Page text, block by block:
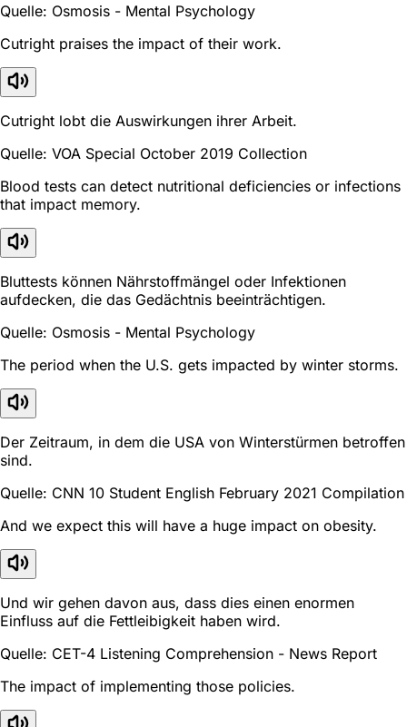
Quelle: Osmosis - Mental Psychology
Cutright praises the impact of their work.
Cutright lobt die Auswirkungen ihrer Arbeit.
Quelle: VOA Special October 2019 Collection
Blood tests can detect nutritional deficiencies or infections
that impact memory.
Bluttests können Nährstoffmängel oder Infektionen
aufdecken, die das Gedächtnis beeinträchtigen.
Quelle: Osmosis - Mental Psychology
The period when the U.S. gets impacted by winter storms.
Der Zeitraum, in dem die USA von Winterstürmen betroffen
sind.
Quelle: CNN 10 Student English February 2021 Compilation
And we expect this will have a huge impact on obesity.
Und wir gehen davon aus, dass dies einen enormen
Einfluss auf die Fettleibigkeit haben wird.
Quelle: CET-4 Listening Comprehension - News Report
The impact of implementing those policies.